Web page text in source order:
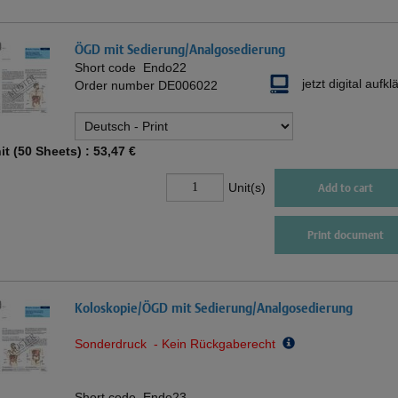
ÖGD mit Sedierung/Analgosedierung
Short code Endo22
Order number DE006022 jetzt digital
(50 Sheets) : 53,47 €
Unit(s) Add to cart
Print document
Koloskopie/ÖGD mit Sedierung/Analgosedierung
Sonderdruck - Kein Rückgaberecht